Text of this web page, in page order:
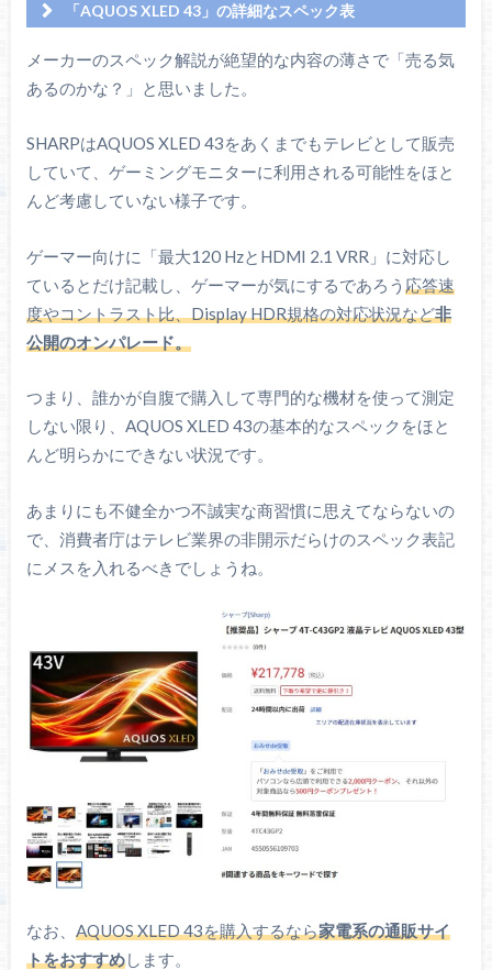
「AQUOS XLED 43」の詳細なスペック表
SHARP（シャープ）
AQUOS XLED 43
（4T-C43GP2）
画面サイズ
43インチ
解像度
3840 x 2160
コントラスト比
非公開
リフレッシュレー
ト
120 Hz
HDMI 2.1 : ～120 Hz
光沢 低反射型グレア加工
（GP2モデル：N-Blackパネル）
VESAマウント 200 x 200 mm
エルゴノミクス
高さ調整：-
前後チルト：-
左右スイベル：-
ピボット：-
主な機能
eARC（ARC）対応
LANポート（100 Mbps）
VRR機能
AMD FreeSync Premium
G-SYNC互換モード
HDMI 2.1 VRR
50 W（7.5 + 7.5 + 10 + 10 + 15 W）
S/PDIF（光端子）あり
メーカーのスペック解説が絶望的な内容の薄さで「売る気
あるのかな？」と思いました。
SHARPはAQUOS XLED 43をあくまでもテレビとして販売
していて、ゲーミングモニターに利用される可能性をほと
んど考慮していない様子です。
ゲーマー向けに「最大120 HzとHDMI 2.1 VRR」に対応し
ているとだけ記載し、ゲーマーが気にするであろう 応答速
度やコントラスト比、Display HDR規格の対応状況など非
公開のオンパレード。
つまり、誰かが自腹で購入して専門的な機材を使って測定
しない限り、AQUOS XLED 43の基本的なスペックをほと
んど明らかにできない状況です。
あまりにも不健全かつ不誠実な商習慣に思えてならないの
で、消費者庁はテレビ業界の非開示だらけのスペック表記
にメスを入れるべきでしょうね。
なお、 AQUOS XLED 43を購入するなら家電系の通販サイ
トをおすすめします。